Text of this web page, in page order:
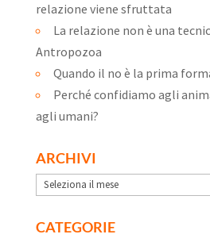
relazione viene sfruttata
La relazione non è una
Antropozoa
Quando il no è la prima
Perché confidiamo agli
agli umani?
ARCHIVI
Archivi
CATEGORIE